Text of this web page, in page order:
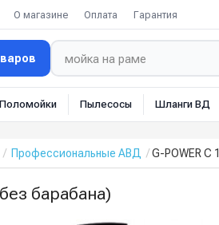
О магазине Оплата Гарантия
Поломойки Пылесосы Шланги ВД
Профессиональные АВД G-POWER C
барабана)